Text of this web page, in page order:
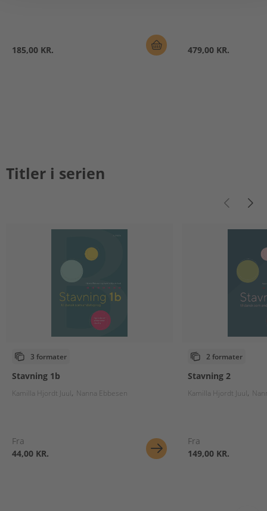
185,00 KR. 479,00 KR.
Titler i serien
3 formater
Stavning 1b
Kamilla Hjordt Juul Nanna Ebbesen
Fra
44,00 KR.
2 formater
Stavning 2
Kamilla Hjordt Juul
Fra
149,00 KR.